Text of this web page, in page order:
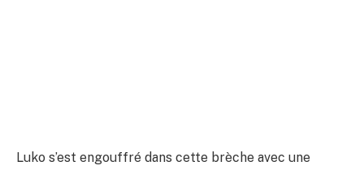
Luko s’est engouffré dans cette brèche avec une